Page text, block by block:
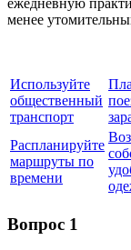
менее
Используйте
общественный
транспорт
Распланируйте
маршруты по
времени
Вопрос 1